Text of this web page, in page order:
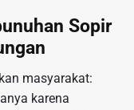
Sopir
masyarakat:
karena